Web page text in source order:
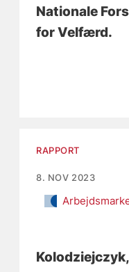
Nationale
for Velfærd.
RAPPORT
8. NOV 2023